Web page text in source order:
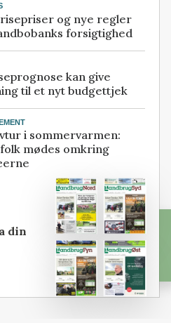
og nye regler
forsigtighed
kan give
til et nyt budgettjek
i sommervarmen:
mødes omkring
din